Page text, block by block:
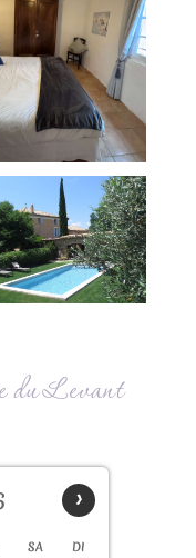
du Levant
›
SA DI